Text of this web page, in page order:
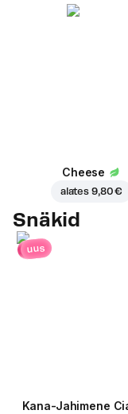
Cheese
alates 9,80 €
Snäkid
uus
Kana-Jahimene